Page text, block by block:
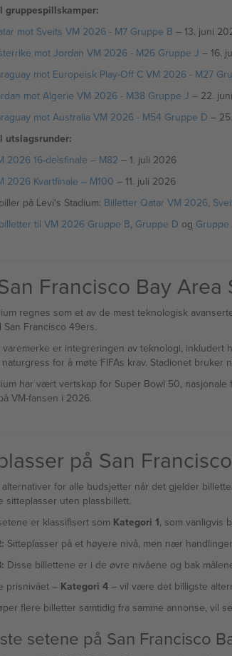
mot Sveits VM 2026 - M7 Gruppe B – 13. juni
mot Jordan VM 2026 - M26 Gruppe J – 16.
mot Europeisk Play-Off C VM 2026 - M27
mot Algerie VM 2026 - M38 Gruppe J – 22.
mot Australia VM 2026 - M54 Gruppe D –
utslagsrunder:
2026 16-delsfinale – M82 – 1. juli 2026
2026 Kvartfinale – M100 – 11. juli 2026
på Levi's Stadium: Billetter Qatar VM 2026,
billetter til VM 2026 Gruppe B, Gruppe D og Gruppe
Francisco Bay Area
regnes som et av de mest teknologisk
San Francisco 49ers.
varemerke er integreringen av teknologi, inkludert
for å møte FIFAs krav. Stadionet
har vært vertskap for Super Bowl 50,
VM-fansen i 2026.
på San
for alle budsjetter når det gjelder
sitteplasser uten plassbillett.
er klassifisert som Kategori 1, som vanligvis
Sitteplasser på et høyere nivå, men nær
Disse billettene er i de øvre nivåene og bak
prisnivået – Kategori 4– vil være det billigste
flere billetter samtidig fra samme annonse, vil
setene på San Francisco